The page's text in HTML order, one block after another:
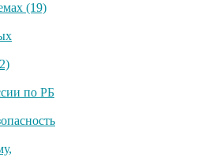
(19)
по РБ